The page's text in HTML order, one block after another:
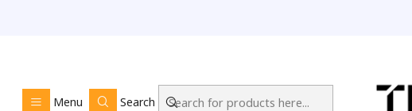
Menu Search